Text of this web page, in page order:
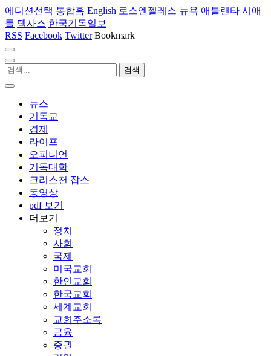
에디션선택 통합홈 English 로스엔젤레스 뉴욕 애틀랜타 시애
틀 텍사스 한국기독일보
RSS Facebook Twitter Bookmark
뉴스
기독교
경제
라이프
오피니언
기독대학
크리스천 잡스
동영상
pdf 보기
더보기
정치
사회
국제
미국교회
한인교회
한국교회
세계교회
교회주소록
금융
증권